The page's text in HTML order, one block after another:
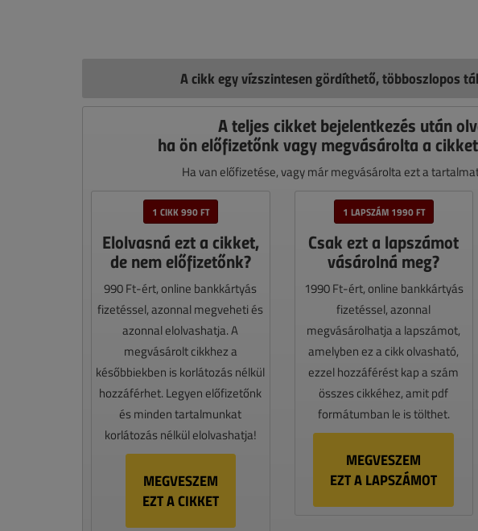
A cikk egy vízszintesen gördíthető, többoszlopos
A teljes cikket bejelentkezés után
ha ön előfizetőnk vagy megvásárolta a
Ha van előfizetése, vagy már megvásárolta ezt a
1 CIKK 990 FT
Elolvasná ezt a cikket,
de nem előfizetőnk?
990 Ft-ért, online bankkártyás
fizetéssel, azonnal megveheti és
azonnal elolvashatja. A
megvásárolt cikkhez a
későbbiekben is korlátozás nélkül
hozzáférhet. Legyen előfizetőnk
és minden tartalmunkat
korlátozás nélkül elolvashatja!
MEGVESZEM
EZT A CIKKET
1 LAPSZÁM 1990 FT
Csak ezt a lapszámot
vásárolná meg?
1990 Ft-ért, online bankkártyás
fizetéssel, azonnal
megvásárolhatja a lapszámot,
amelyben ez a cikk olvasható,
ezzel hozzáférést kap a szám
összes cikkéhez, amit pdf
formátumban le is tölthet.
MEGVESZEM
EZT A LAPSZÁMOT